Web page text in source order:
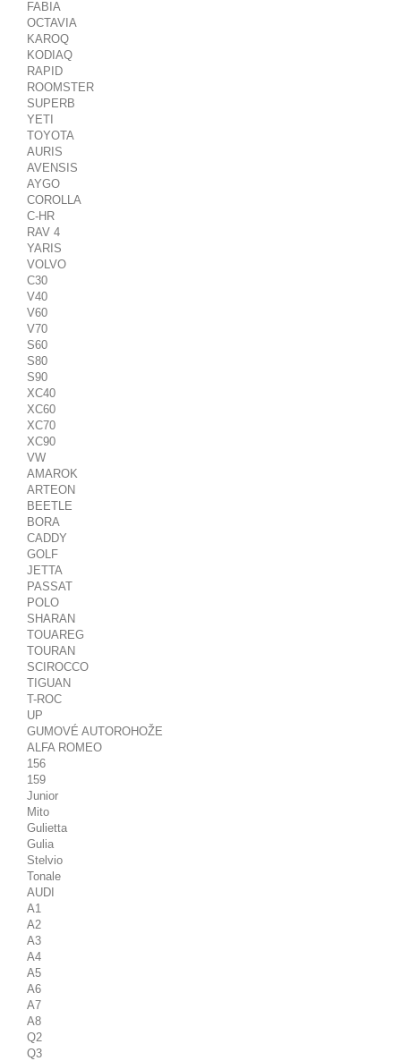
FABIA
OCTAVIA
KAROQ
KODIAQ
RAPID
ROOMSTER
SUPERB
YETI
TOYOTA
AURIS
AVENSIS
AYGO
COROLLA
C-HR
RAV 4
YARIS
VOLVO
C30
V40
V60
V70
S60
S80
S90
XC40
XC60
XC70
XC90
VW
AMAROK
ARTEON
BEETLE
BORA
CADDY
GOLF
JETTA
PASSAT
POLO
SHARAN
TOUAREG
TOURAN
SCIROCCO
TIGUAN
T-ROC
UP
GUMOVÉ AUTOROHOŽE
ALFA ROMEO
156
159
Junior
Mito
Gulietta
Gulia
Stelvio
Tonale
AUDI
A1
A2
A3
A4
A5
A6
A7
A8
Q2
Q3